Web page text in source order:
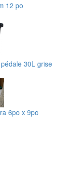
12 po
30L grise
6po x 9po